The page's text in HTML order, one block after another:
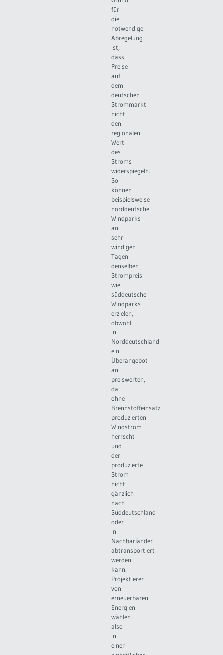
für
die
notwendige
Abregelung
ist,
dass
Preise
auf
dem
deutschen
Strommarkt
nicht
den
regionalen
Wert
des
Stroms
widerspiegeln.
So
können
beispielsweise
norddeutsche
Windparks
an
sehr
windigen
Tagen
denselben
Strompreis
wie
süddeutsche
Windparks
erzielen,
obwohl
in
Norddeutschland
ein
Überangebot
an
preiswerten,
da
ohne
Brennstoffeinsatz
produzierten
Windstrom
herrscht
und
der
produzierte
Strom
nicht
gänzlich
nach
Süddeutschland
oder
in
Nachbarländer
abtransportiert
werden
kann.
Projektierer
von
erneuerbaren
Energien
wählen
also
in
einer